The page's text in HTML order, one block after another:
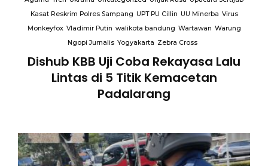
Kasat Reskrim Polres Sampang UPT PU Cillin UU Minerba Virus
Monkeyfox Vladimir Putin walikota bandung Wartawan Warung
Ngopi Jurnalis Yogyakarta Zebra Cross
Dishub KBB Uji Coba Rekayasa Lalu
Lintas di 5 Titik Kemacetan
Padalarang